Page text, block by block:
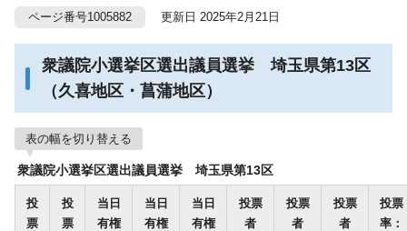
ページ番号1005882 更新日 2025年2月21日
衆議院小選挙区選出議員選挙 埼玉県第13区
（久喜地区・菖蒲地区）
表の幅を切り替える
衆議院小選挙区選出議員選挙 埼玉県第13区
投
票
投
票
当日
有権
当日
有権
当日
有権
投票
者
投票
者
投票
者
投票
率：